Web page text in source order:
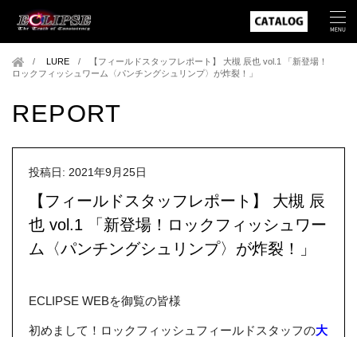
LURE /
【フィールドスタッフレポート】 大槻 辰也 vol.1 「新登場！
ロックフィッシュワーム〈パンチングシュリンプ〉が炸裂！」
REPORT
投稿日: 2021年9月25日
【フィールドスタッフレポート】 大槻 辰
也 vol.1 「新登場！ロックフィッシュワー
ム〈パンチングシュリンプ〉が炸裂！」
ECLIPSE WEBを御覧の皆様
初めまして！ロックフィッシュフィールドスタッフの大